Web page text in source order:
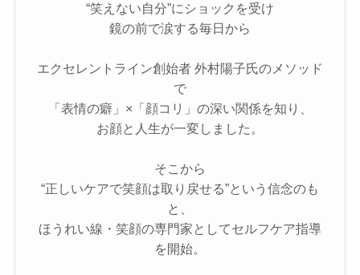
“笑えない自分”にショックを受け
鏡の前で涙する毎日から
エクセレントライン創始者 外村陽子氏のメソッド
で
「表情の癖」×「顔コリ」の深い関係を知り、
お顔と人生が一変しました。
そこから
“正しいケアで笑顔は取り戻せる”という信念のも
と、
ほうれい線・笑顔の専門家としてセルフケア指導
を開始。